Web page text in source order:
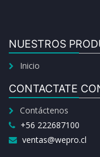
NUESTROS
Inicio
CONTACTATE
Contáctenos
+56 222687100
ventas@wepro.cl